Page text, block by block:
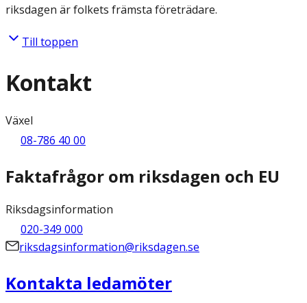
riksdagen är folkets främsta företrädare.
Till toppen
Kontakt
Växel
08-786 40 00
Faktafrågor om riksdagen och EU
Riksdagsinformation
020-349 000
riksdagsinformation@riksdagen.se
Kontakta ledamöter